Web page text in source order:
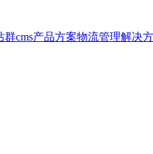
群cms产品方案物流管理解决